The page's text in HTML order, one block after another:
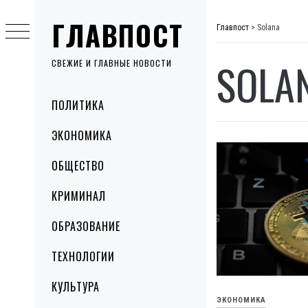
ГЛАВПОСТ
СВЕЖИЕ И ГЛАВНЫЕ НОВОСТИ
MenuПОЛИТИКА
ЭКОНОМИКА
ОБЩЕСТВО
КРИМИНАЛ
ОБРАЗОВАНИЕ
ТЕХНОЛОГИИ
КУЛЬТУРА
to
content
Главпост > Solana
ЭКОНОМИКА